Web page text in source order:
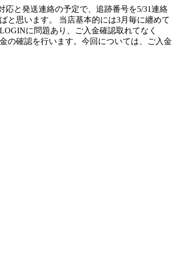
応と発送連絡の予定で、追跡番号を5/31連絡
と思います。 当店基本的には3月毎に纏めて
に問題あり、ご入金確認取れてなく
の確認を行います。今回については、ご入金